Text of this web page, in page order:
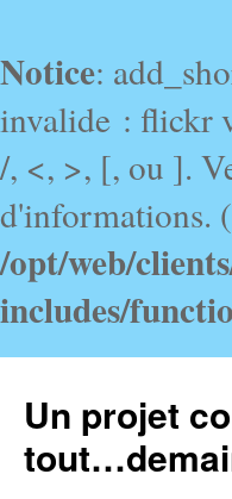
Notice:
invalide : flickr
/, <, >, [, ou ].
d'informations.
/opt/web/
includes/
Un projet